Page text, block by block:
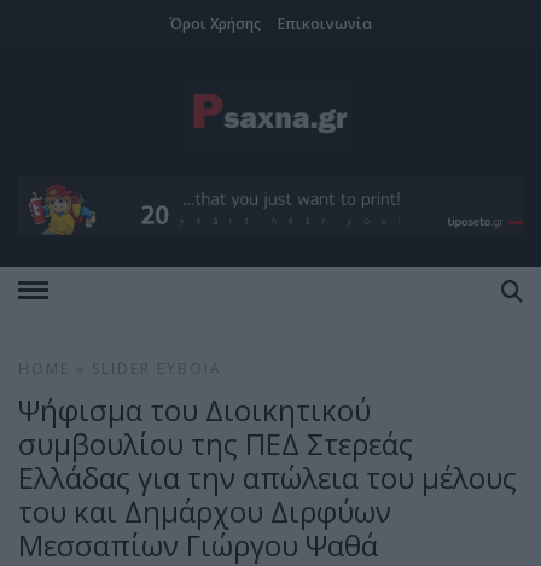
Όροι Χρήσης Επικοινωνία
HOME SLIDER ΕΎΒΟΙΑ
Ψήφισμα του Διοικητικού
συμβουλίου της ΠΕΔ Στερεάς
Ελλάδας για την απώλεια του μέλους
του και Δημάρχου Διρφύων
Μεσσαπίων Γιώργου Ψαθά